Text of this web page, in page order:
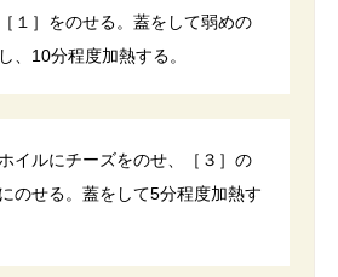
１］をのせる。蓋をして弱めの
、10分程度加熱する。
イルにチーズをのせ、［３］の
のせる。蓋をして5分程度加熱す